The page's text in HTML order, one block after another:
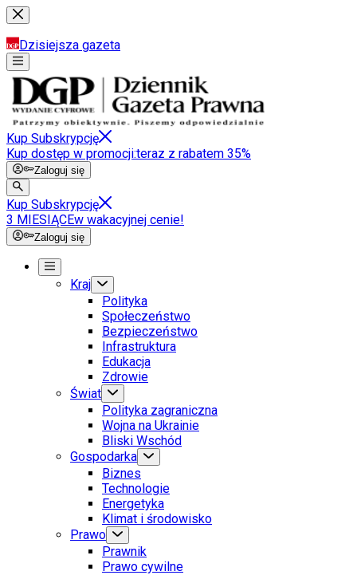
Dzisiejsza gazeta
Kup Subskrypcję
Kup dostęp w promocji:teraz z rabatem 35%
Zaloguj się
Kup Subskrypcję
3 MIESIĄCEw wakacyjnej cenie!
Zaloguj się
Kraj
Polityka
Społeczeństwo
Bezpieczeństwo
Infrastruktura
Edukacja
Zdrowie
Świat
Polityka zagraniczna
Wojna na Ukrainie
Bliski Wschód
Gospodarka
Biznes
Technologie
Energetyka
Klimat i środowisko
Prawo
Prawnik
Prawo cywilne